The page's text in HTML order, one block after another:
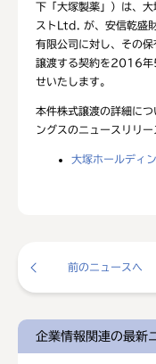
下「大塚製薬」）は、
ストLtd. が、安信乾盛
有限公司に対し、その
譲渡する契約を2016年
せいたします。
本件株式譲渡の詳細に
ングスのニュースリリー
大塚ホールディ
前のニュースへ
企業情報関連の最新